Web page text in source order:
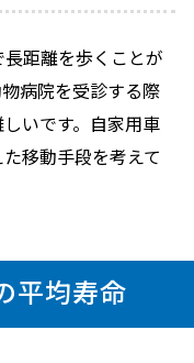
距離を歩くことが
病院を受診する際
いです。自家用車
移動手段を考えて
平均寿命